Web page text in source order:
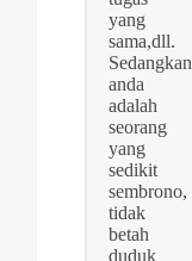
yang
sama,dll.
Sedangkan
anda
adalah
seorang
yang
sedikit
sembrono,
tidak
betah
duduk